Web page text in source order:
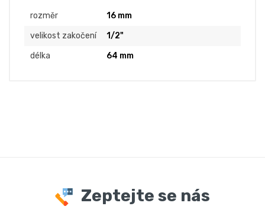
rozměr
16 mm
velikost zakočení
1/2"
délka
64 mm
Zeptejte se nás